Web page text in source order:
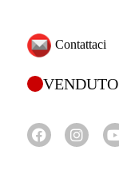
Contattaci
VENDUTO